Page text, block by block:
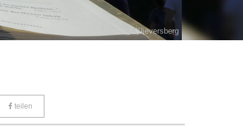
Gottesdienstbuch Klieversberg
teilen